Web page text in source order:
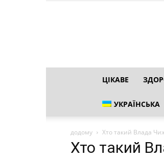
ЦІКАВЕ
УКРАЇНСЬКА
додому Хто такий Влада
Хто такий